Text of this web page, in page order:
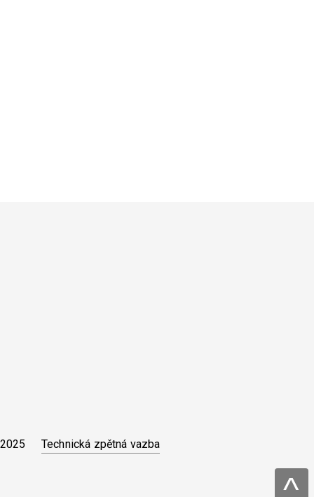
Technická zpětná vazba